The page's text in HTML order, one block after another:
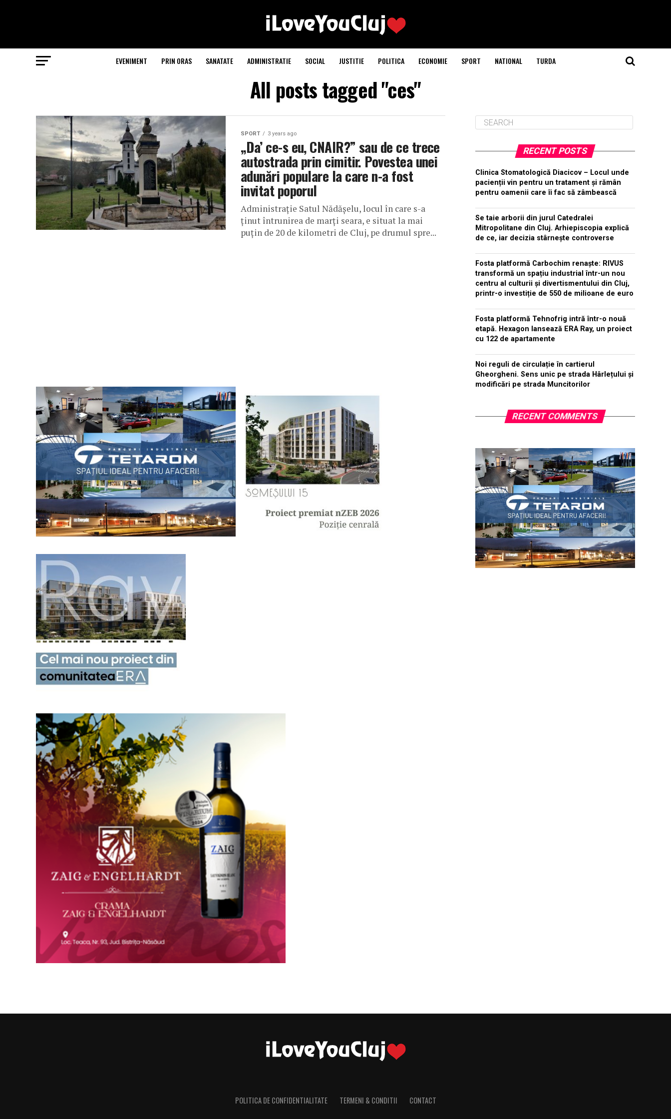
EVENIMENT PRIN ORAS SANATATE ADMINISTRATIE SOCIAL JUSTITIE POLITICA ECONOMIE SPORT NATIONAL TURDA
All posts tagged "ces"
SPORT 3 years ago
„Da’ ce-s eu, CNAIR?” sau de ce trece
autostrada prin cimitir. Povestea unei
adunări populare la care n-a fost
invitat poporul
Administrație Satul Nădășelu, locul în care s-a
ținut întrunirea de marți seara, e situat la mai
puțin de 20 de kilometri de Cluj, pe drumul spre...
RECENT POSTS
Clinica Stomatologică Diacicov – Locul unde
pacienții vin pentru un tratament și rămân
pentru oamenii care îi fac să zâmbească
Se taie arborii din jurul Catedralei
Mitropolitane din Cluj. Arhiepiscopia explică
de ce, iar decizia stârnește controverse
Fosta platformă Carbochim renaște: RIVUS
transformă un spațiu industrial într-un nou
centru al culturii și divertismentului din Cluj,
printr-o investiție de 550 de milioane de euro
Fosta platformă Tehnofrig intră într-o nouă
etapă. Hexagon lansează ERA Ray, un proiect
cu 122 de apartamente
Noi reguli de circulație în cartierul
Gheorgheni. Sens unic pe strada Hârlețului și
modificări pe strada Muncitorilor
RECENT COMMENTS
POLITICA DE CONFIDENTIALITATE TERMENI & CONDITII CONTACT